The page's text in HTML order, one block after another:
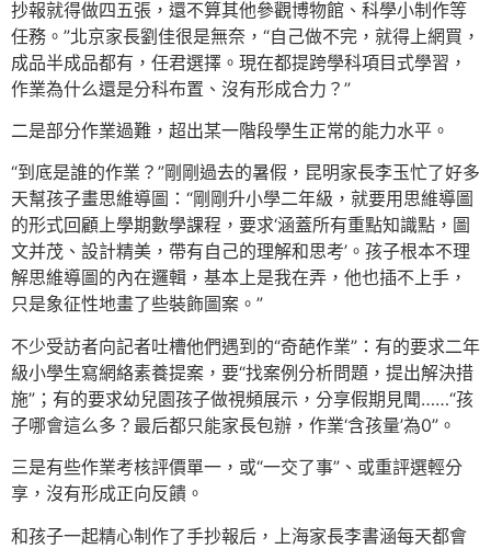
抄報就得做四五張，還不算其他參觀博物館、科學小制作等
任務。”北京家長劉佳很是無奈，“自己做不完，就得上網買，
成品半成品都有，任君選擇。現在都提跨學科項目式學習，
作業為什么還是分科布置、沒有形成合力？”
二是部分作業過難，超出某一階段學生正常的能力水平。
“到底是誰的作業？”剛剛過去的暑假，昆明家長李玉忙了好多
天幫孩子畫思維導圖：“剛剛升小學二年級，就要用思維導圖
的形式回顧上學期數學課程，要求‘涵蓋所有重點知識點，圖
文并茂、設計精美，帶有自己的理解和思考’。孩子根本不理
解思維導圖的內在邏輯，基本上是我在弄，他也插不上手，
只是象征性地畫了些裝飾圖案。”
不少受訪者向記者吐槽他們遇到的“奇葩作業”：有的要求二年
級小學生寫網絡素養提案，要“找案例分析問題，提出解決措
施”；有的要求幼兒園孩子做視頻展示，分享假期見聞……“孩
子哪會這么多？最后都只能家長包辦，作業‘含孩量’為0”。
三是有些作業考核評價單一，或“一交了事”、或重評選輕分
享，沒有形成正向反饋。
和孩子一起精心制作了手抄報后，上海家長李書涵每天都會